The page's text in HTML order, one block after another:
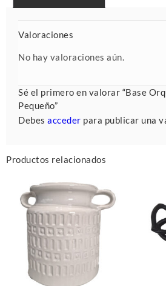
Productos relacionados
Valoraciones
No hay valoraciones aún.
Sé el primero en valorar “Base
Pequeño”
Debes acceder para publicar una